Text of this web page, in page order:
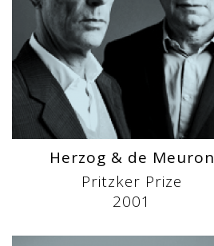
Herzog & de Meuron
Pritzker Prize
2001